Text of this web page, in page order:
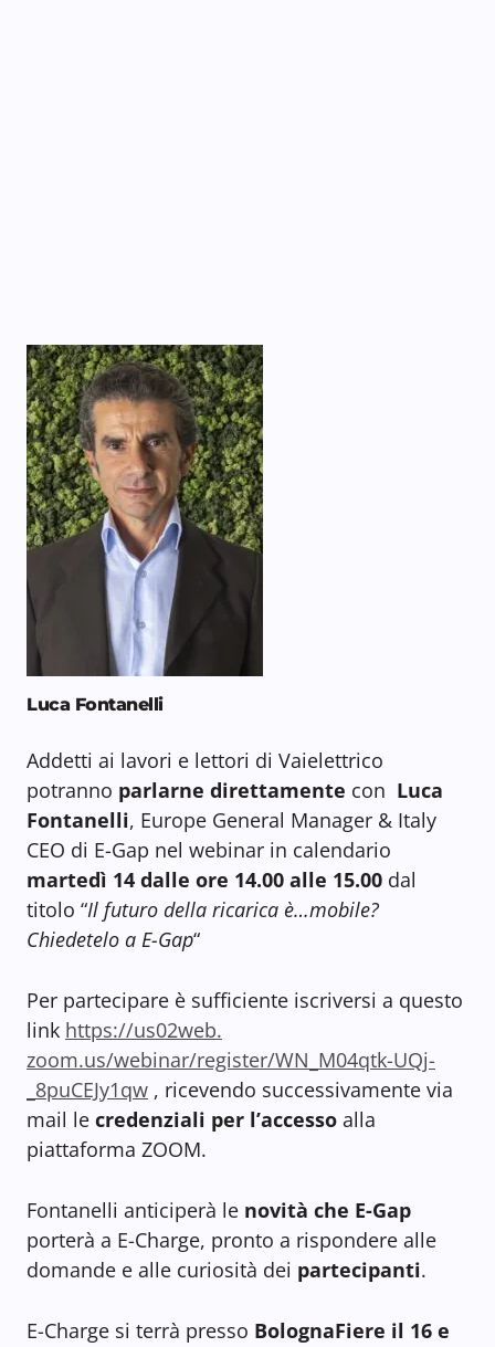
Luca Fontanelli
Addetti ai lavori e lettori di Vaielettrico
potranno parlarne direttamente con Luca
Fontanelli, Europe General Manager & Italy
CEO di E-Gap nel webinar in calendario
martedì 14 dalle ore 14.00 alle 15.00 dal
titolo “Il futuro della ricarica è…mobile?
Chiedetelo a E-Gap“
Per partecipare è sufficiente iscriversi a questo
link https://us02web.
zoom.us/webinar/register/WN_ M04qtk-UQj-
_8puCEJy1qw , ricevendo successivamente via
mail le credenziali per l’accesso alla
piattaforma ZOOM.
Fontanelli anticiperà le novità che E-Gap
porterà a E-Charge, pronto a rispondere alle
domande e alle curiosità dei partecipanti.
E-Charge si terrà presso BolognaFiere il 16 e